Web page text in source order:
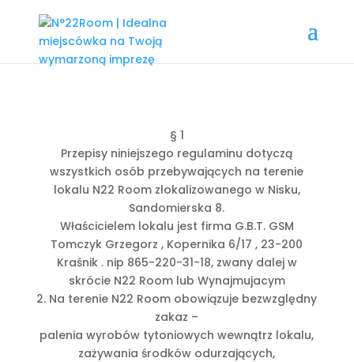
§ 1
Przepisy niniejszego regulaminu dotyczą
wszystkich osób przebywających na terenie
lokalu N22 Room zlokalizowanego w Nisku,
Sandomierska 8.
Właścicielem lokalu jest firma G.B.T. GSM
Tomczyk Grzegorz , Kopernika 6/17 , 23-200
Kraśnik . nip 865-220-31-18, zwany dalej w
skrócie N22 Room lub Wynajmujacym
2. Na terenie N22 Room obowiązuje bezwzględny
zakaz –
palenia wyrobów tytoniowych wewnątrz lokalu,
zażywania środków odurzających,